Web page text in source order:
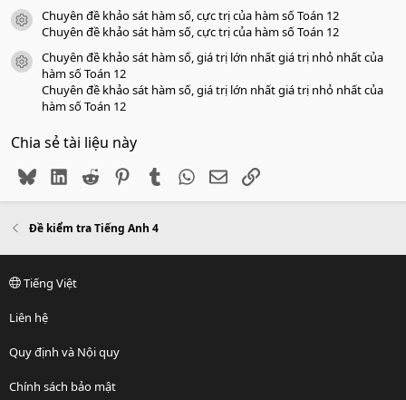
icon tài liệu
Chuyên đề khảo sát hàm số, cực trị của hàm số Toán 12
Chuyên đề khảo sát hàm số, cực trị của hàm số Toán 12
icon tài liệu
Chuyên đề khảo sát hàm số, giá trị lớn nhất giá trị nhỏ nhất của
hàm số Toán 12
Chuyên đề khảo sát hàm số, giá trị lớn nhất giá trị nhỏ nhất của
hàm số Toán 12
Chia sẻ tài liệu này
BlueskyLinkedIn
Reddit PinterestTumblr WhatsApp
EmailLink
Đề kiểm tra Tiếng Anh 4
Tiếng Việt
Liên hệ
Quy định và Nội quy
Chính sách bảo mật